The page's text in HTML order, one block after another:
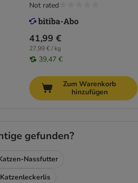
41,99 €
27,99 € / kg
39,47 €
Not rated
Zum Warenkorb
hinzufügen
gefunden?
Nassfutter
Katzenleckerlis